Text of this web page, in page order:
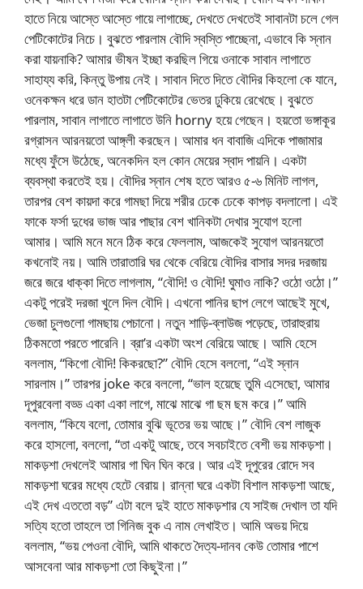
হাতে নিয়ে আস্তে আস্তে গায়ে লাগাচ্ছে, দেখতে দেখতেই সাবানটা চলে গেল
পেটিকোটের নিচে। বুঝতে পারলাম বৌদি স্বস্তি পাচ্ছেনা, এভাবে কি স্নান
করা যায়নাকি? আমার ভীষন ইচ্ছা করছিল গিয়ে ওনাকে সাবান লাগাতে
সাহায্য করি, কিন্তু উপায় নেই। সাবান দিতে দিতে বৌদির কিহলো কে যানে,
ওনেকক্ষন ধরে ডান হাতটা পেটিকোটের ভেতর ঢুকিয়ে রেখেছে। বুঝতে
পারলাম, সাবান লাগাতে লাগাতে উনি horny হয়ে গেছেন। হয়তো ভঙ্গাকূর
রগ্রাসন আরনয়তো আঙ্গ্‌লী করছেন। আমার ধন বাবাজি এদিকে পাজামার
মধ্যে ফুঁসে উঠেছে, অনেকদিন হল কোন মেয়ের স্বাদ পায়নি। একটা
ব্যবস্থা করতেই হয়। বৌদির স্নান শেষ হতে আরও ৫-৬ মিনিট লাগল,
তারপর বেশ কায়দা করে গামছা দিয়ে শরীর ঢেকে ঢেকে কাপড় বদলালো। এই
ফাকে ফর্সা দুধের ভাজ আর পাছার বেশ খানিকটা দেখার সুযোগ হলো
আমার। আমি মনে মনে ঠিক করে ফেললাম, আজকেই সুযোগ আরনয়তো
কখনোই নয়। আমি তারাতারি ঘর থেকে বেরিয়ে বৌদির বাসার সদর দরজায়
জরে জরে ধাক্কা দিতে লাগলাম, “বৌদি! ও বৌদি! ঘুমাও নাকি? ওঠো ওঠো।”
একটু পরেই দরজা খুলে দিল বৌদি। এখনো পানির ছাপ লেগে আছেই মুখে,
ভেজা চুলগুলো গামছায় পেচানো। নতুন শাড়ি-ব্লাউজ পড়েছে, তারাহুরায়
ঠিকমতো পরতে পারেনি। ব্রা’র একটা অংশ বেরিয়ে আছে। আমি হেসে
বললাম, “কিগো বৌদি! কিকরছো?” বৌদি হেসে বললো, “এই স্নান
সারলাম।” তারপর joke করে বললো, “ভাল হয়েছে তুমি এসেছো, আমার
দূপুরবেলা বড্ড একা একা লাগে, মাঝে মাঝে গা ছম ছম করে।” আমি
বললাম, “কিযে বলো, তোমার বুঝি ভূতের ভয় আছে।” বৌদি বেশ লাজুক
করে হাসলো, বললো, “তা একটু আছে, তবে সবচাইতে বেশী ভয় মাকড়শা।
মাকড়শা দেখলেই আমার গা ঘিন ঘিন করে। আর এই দূপুরের রোদে সব
মাকড়শা ঘরের মধ্যে হেটে বেরায়। রান্না ঘরে একটা বিশাল মাকড়শা আছে,
এই দেখ এততো বড়” এটা বলে দুই হাতে মাকড়শার যে সাইজ দেখাল তা যদি
সত্যি হতো তাহলে তা গিনিজ বুক এ নাম লেখাইত। আমি অভয় দিয়ে
বললাম, “ভয় পেওনা বৌদি, আমি থাকতে দৈত্য-দানব কেউ তোমার পাশে
আসবেনা আর মাকড়শা তো কিছুইনা।”